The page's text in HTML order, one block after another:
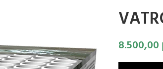
8.500,00